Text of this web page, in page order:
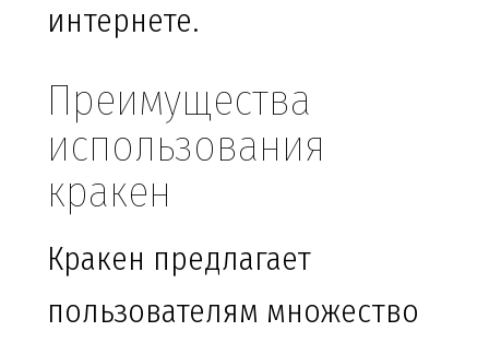
интернете.
Преимущества
использования
кракен
Кракен предлагает
пользователям множество